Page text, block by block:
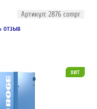
Артикул: 2876 compr
отзыв
хит